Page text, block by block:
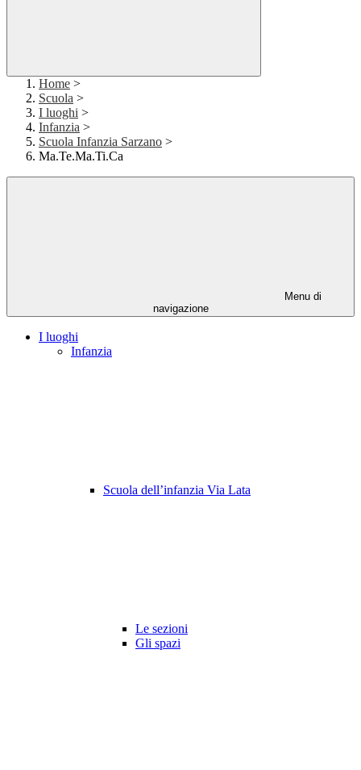
Home >
Scuola >
I luoghi >
Infanzia >
Scuola Infanzia Sarzano >
Ma.Te.Ma.Ti.Ca
Menu di
navigazione
I luoghi
Infanzia
Scuola dell’infanzia Via Lata
Le sezioni
Gli spazi